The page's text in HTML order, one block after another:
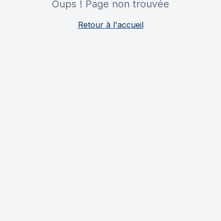
Oups ! Page non trouvée
Retour à l'accueil